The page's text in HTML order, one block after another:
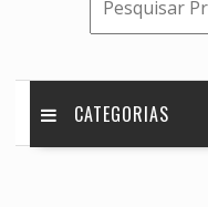
CATEGORIAS